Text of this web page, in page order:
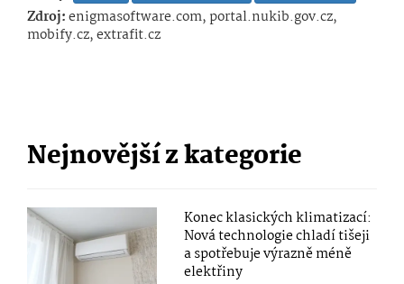
Zdroj:enigmasoftware.com, portal.nukib.gov.cz,
mobify.cz, extrafit.cz
Nejnovější z kategorie
Konec klasických klimatizací:
Nová technologie chladí tišeji
a spotřebuje výrazně méně
elektřiny